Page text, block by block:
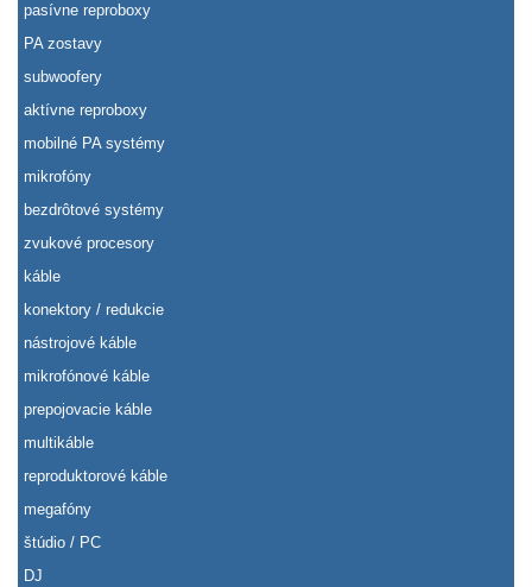
pasívne reproboxy
PA zostavy
subwoofery
aktívne reproboxy
mobilné PA systémy
mikrofóny
bezdrôtové systémy
zvukové procesory
káble
konektory / redukcie
nástrojové káble
mikrofónové káble
prepojovacie káble
multikáble
reproduktorové káble
megafóny
štúdio / PC
DJ